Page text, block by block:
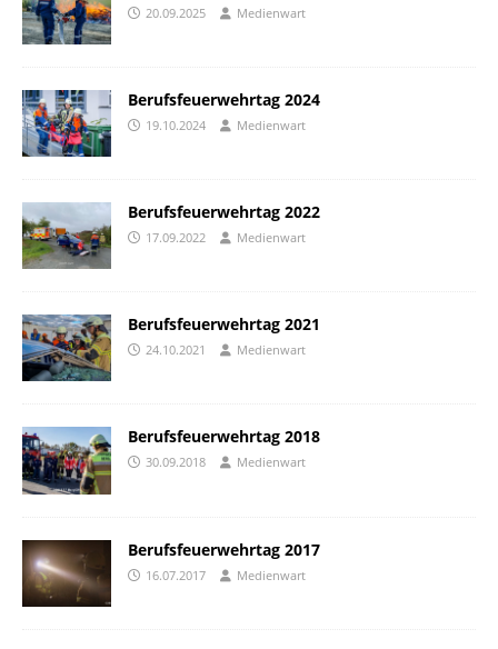
20.09.2025 Medienwart
Berufsfeuerwehrtag 2024
19.10.2024 Medienwart
Berufsfeuerwehrtag 2022
17.09.2022 Medienwart
Berufsfeuerwehrtag 2021
24.10.2021 Medienwart
Berufsfeuerwehrtag 2018
30.09.2018 Medienwart
Berufsfeuerwehrtag 2017
16.07.2017 Medienwart